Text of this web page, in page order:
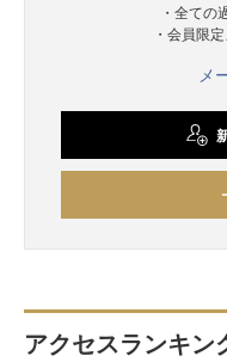
・全ての
・会員限
メ
アクセスランキン